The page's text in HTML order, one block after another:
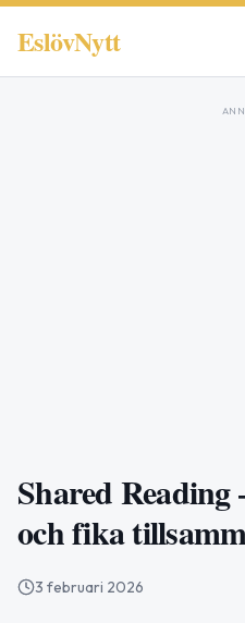
EslövNytt
Shared Reading
och fika
3 februari 2026